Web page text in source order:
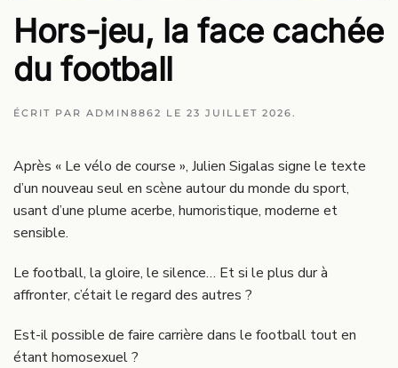
Hors-jeu, la face cachée
du football
ÉCRIT PAR ADMIN8862 LE 23 JUILLET 2026.
Après « Le vélo de course », Julien Sigalas signe le texte
d’un nouveau seul en scène autour du monde du sport,
usant d’une plume acerbe, humoristique, moderne et
sensible.
Le football, la gloire, le silence… Et si le plus dur à
affronter, c’était le regard des autres ?
Est-il possible de faire carrière dans le football tout en
étant homosexuel ?